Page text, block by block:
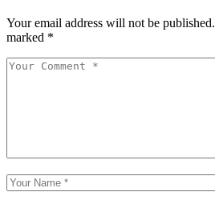
Your email address will not be published.
marked *